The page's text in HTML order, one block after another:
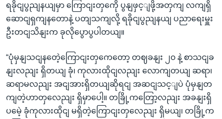
ရခိုငျပွညျနယျမှာ ကြောငျးတှကေို ပွနျဖှင့ျဖို့အတှကျ လကျရှိ
ဆောငျရှကျနတောနဲ့ ပတျသကျလို့ ရခိုငျပွညျနယျ ပညာရေးမှူး
ဦးတငျသိနျးက ခုလိုပွောပွပါတယျ။
“ပုံမှနျသငျနတေဲ့ကြောငျးတှကေတော့ တဈခနျး ၂၀ နဲ့ စာသငျခ
နျးလညျး ရှိတယျ ခုံ၊ ကုလားထိုငျလညျး လောကျတယျ ဆရာ၊
ဆရာမလညျး အငျအားရှိတယျဆိုရငျ အဆငျသင့ျပဲ ပုံမှနျတ
ကျတဲ့ဟာတှလေညျး ရှိမှာပေါ့။ တခြို့ကတြော့လညျး အခနျးရှိ
ပမေဲ့ ခုံကုလားထိုငျ မရှိတဲ့ကြောငျးတှလေညျး ရှိမယျ၊ တခြို့က